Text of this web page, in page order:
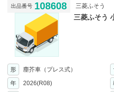
出品番号 108608 三菱ふそう
三菱ふそう
形 塵芥車（プレス式）
年
2026(R08)